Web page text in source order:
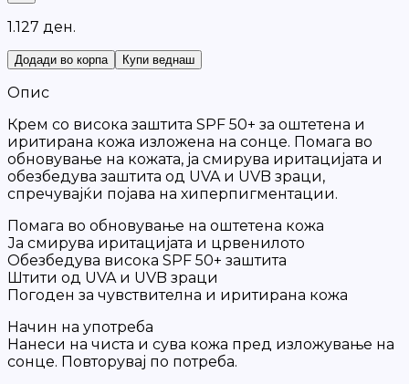
1.127 ден.
Додади во корпа Купи веднаш
Опис
Крем со висока заштита SPF 50+ за оштетена и
иритирана кожа изложена на сонце. Помага во
обновување на кожата, ја смирува иритацијата и
обезбедува заштита од UVA и UVB зраци,
спречувајќи појава на хиперпигментации.
Помага во обновување на оштетена кожа
Ја смирува иритацијата и црвенилото
Обезбедува висока SPF 50+ заштита
Штити од UVA и UVB зраци
Погоден за чувствителна и иритирана кожа
Начин на употреба
Нанеси на чиста и сува кожа пред изложување на
сонце. Повторувај по потреба.